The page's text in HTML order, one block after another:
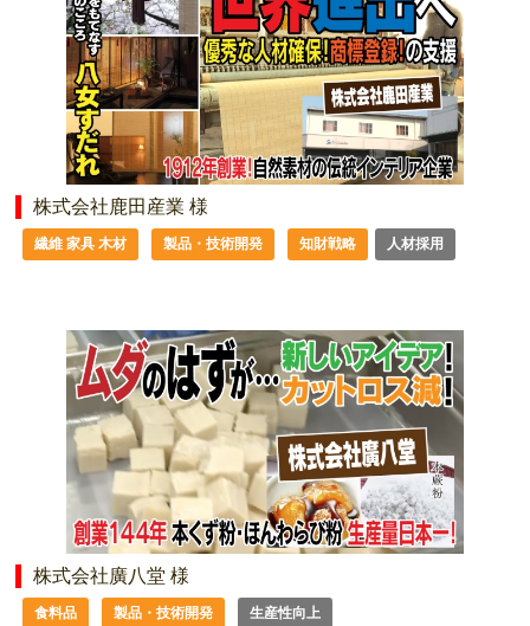
株式会社鹿田産業 様
繊維 家具 木材 製品・技術開発 知財戦略 人材採用
株式会社廣八堂 様
食料品 製品・技術開発 生産性向上